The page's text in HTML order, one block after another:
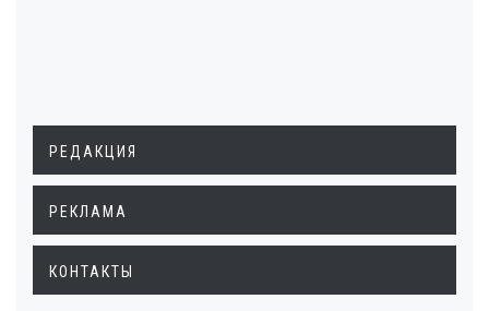
РЕДАКЦИЯ
РЕКЛАМА
КОНТАКТЫ